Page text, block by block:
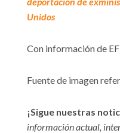
Unidos
Con información de
Fuente de imagen
¡Sigue nuestras
información actual,